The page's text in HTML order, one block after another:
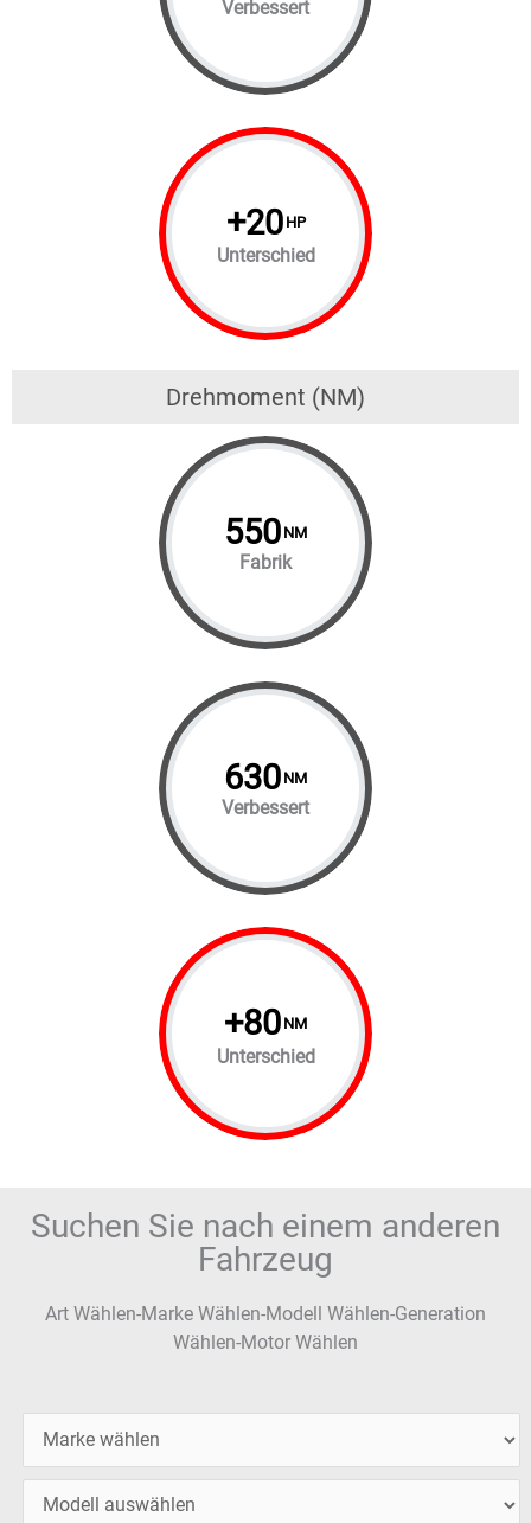
Verbessert
+20 HP
Unterschied
Drehmoment (NM)
550 NM
Fabrik
630 NM
Verbessert
+80 NM
Unterschied
Suchen Sie nach einem anderen
Fahrzeug
Art Wählen-Marke Wählen-Modell Wählen-Generation
Wählen-Motor Wählen